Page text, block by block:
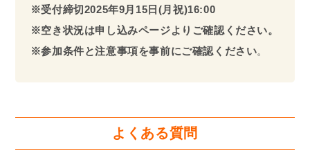
※受付締切2025年9月 15日(月祝)16:00
※空き状況は申し込みページよりご確認ください。
※参加条件と注意事項を事前にご確認ください。
よくある質問